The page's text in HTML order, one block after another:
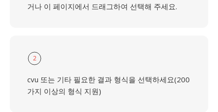
거나 이 페이지에서 드래그하여 선택해 주세요.
2
cvu 또는 기타 필요한 결과 형식을 선택하세요(200
가지 이상의 형식 지원)